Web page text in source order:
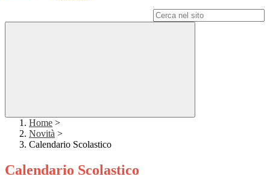
Home >
Novità >
Calendario Scolastico
Calendario Scolastico